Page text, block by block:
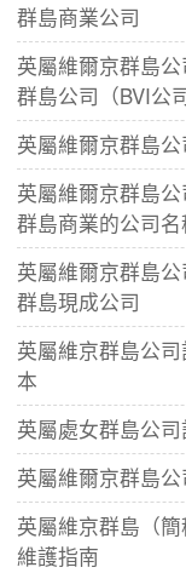
群島商業公司
英屬維爾京群島
群島公司（BVI公
英屬維爾京群島
英屬維爾京群島
群島商業的公司
英屬維爾京群島
群島現成公司
英屬維京群島公
本
英屬處女群島公
英屬維爾京群島
英屬維京群島（簡
維護指南